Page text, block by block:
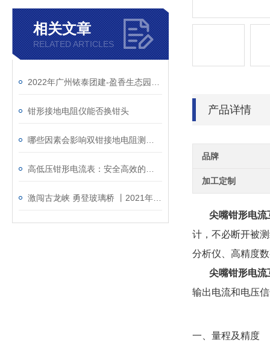
相关文章
RELATED ARTICLES
钳形接地电阻仪能否换钳头 产品详情
品牌
加工定制
尖嘴钳形电流
计，不必断开被
分析仪、高精度
尖嘴钳形电流
输出电流和电压
一、量程及精度